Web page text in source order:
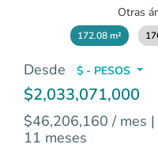
Otras
172.08 m²
Desde $ - PESOS
$2,033,071,000
$46,206,160 / mes |
11 meses